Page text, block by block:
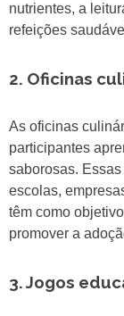
nutrientes, a
refeições
2. Oficinas
As oficinas
participantes
saborosas.
escolas,
têm como
promover a
3. Jogos